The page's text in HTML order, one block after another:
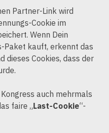
Partner-Link wird
Cookie im
Wenn Dein
Paket kauft, erkennt das
dieses Cookies, dass der
auch mehrmals
faire „Last-Cookie“-